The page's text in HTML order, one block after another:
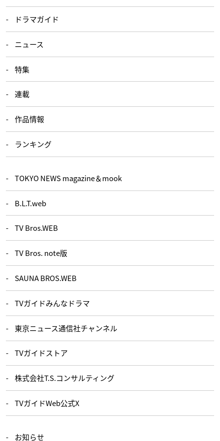
ドラマガイド
ニュース
特集
連載
作品情報
ランキング
TOKYO NEWS magazine＆mook
B.L.T.web
TV Bros.WEB
TV Bros. note版
SAUNA BROS.WEB
TVガイドみんなドラマ
東京ニュース通信社チャンネル
TVガイドストア
株式会社T.S.コンサルティング
TVガイドWeb公式X
お知らせ